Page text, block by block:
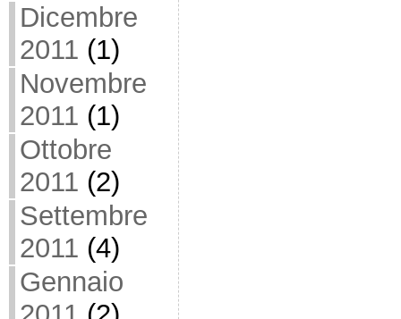
Dicembre
2011 (1)
Novembre
2011 (1)
Ottobre
2011 (2)
Settembre
2011 (4)
Gennaio